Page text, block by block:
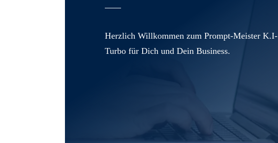
Herzlich Willkommen zum Prompt-Meister K.I-
Turbo für Dich und Dein Business.